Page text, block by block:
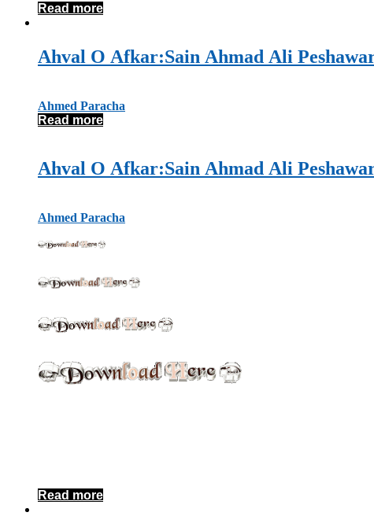
Read more
Ahmed Paracha
Read more
Ahmed Paracha
Read more